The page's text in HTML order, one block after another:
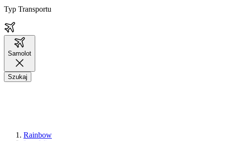
Typ Transportu
Samolot
Szukaj
Rainbow